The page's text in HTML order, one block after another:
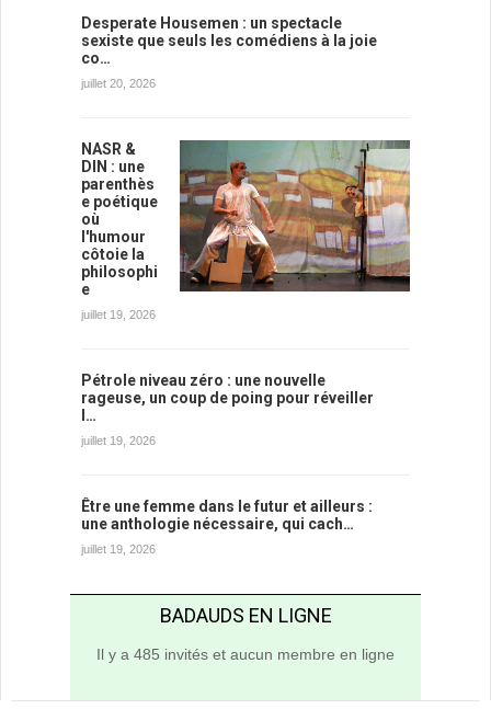
Desperate Housemen : un spectacle
sexiste que seuls les comédiens à la joie
co…
juillet 20, 2026
NASR &
DIN : une
parenthès
e poétique
où
l'humour
côtoie la
philosophi
e
juillet 19, 2026
Pétrole niveau zéro : une nouvelle
rageuse, un coup de poing pour réveiller
l…
juillet 19, 2026
Être une femme dans le futur et ailleurs :
une anthologie nécessaire, qui cach…
juillet 19, 2026
BADAUDS EN LIGNE
Il y a 485 invités et aucun membre en ligne